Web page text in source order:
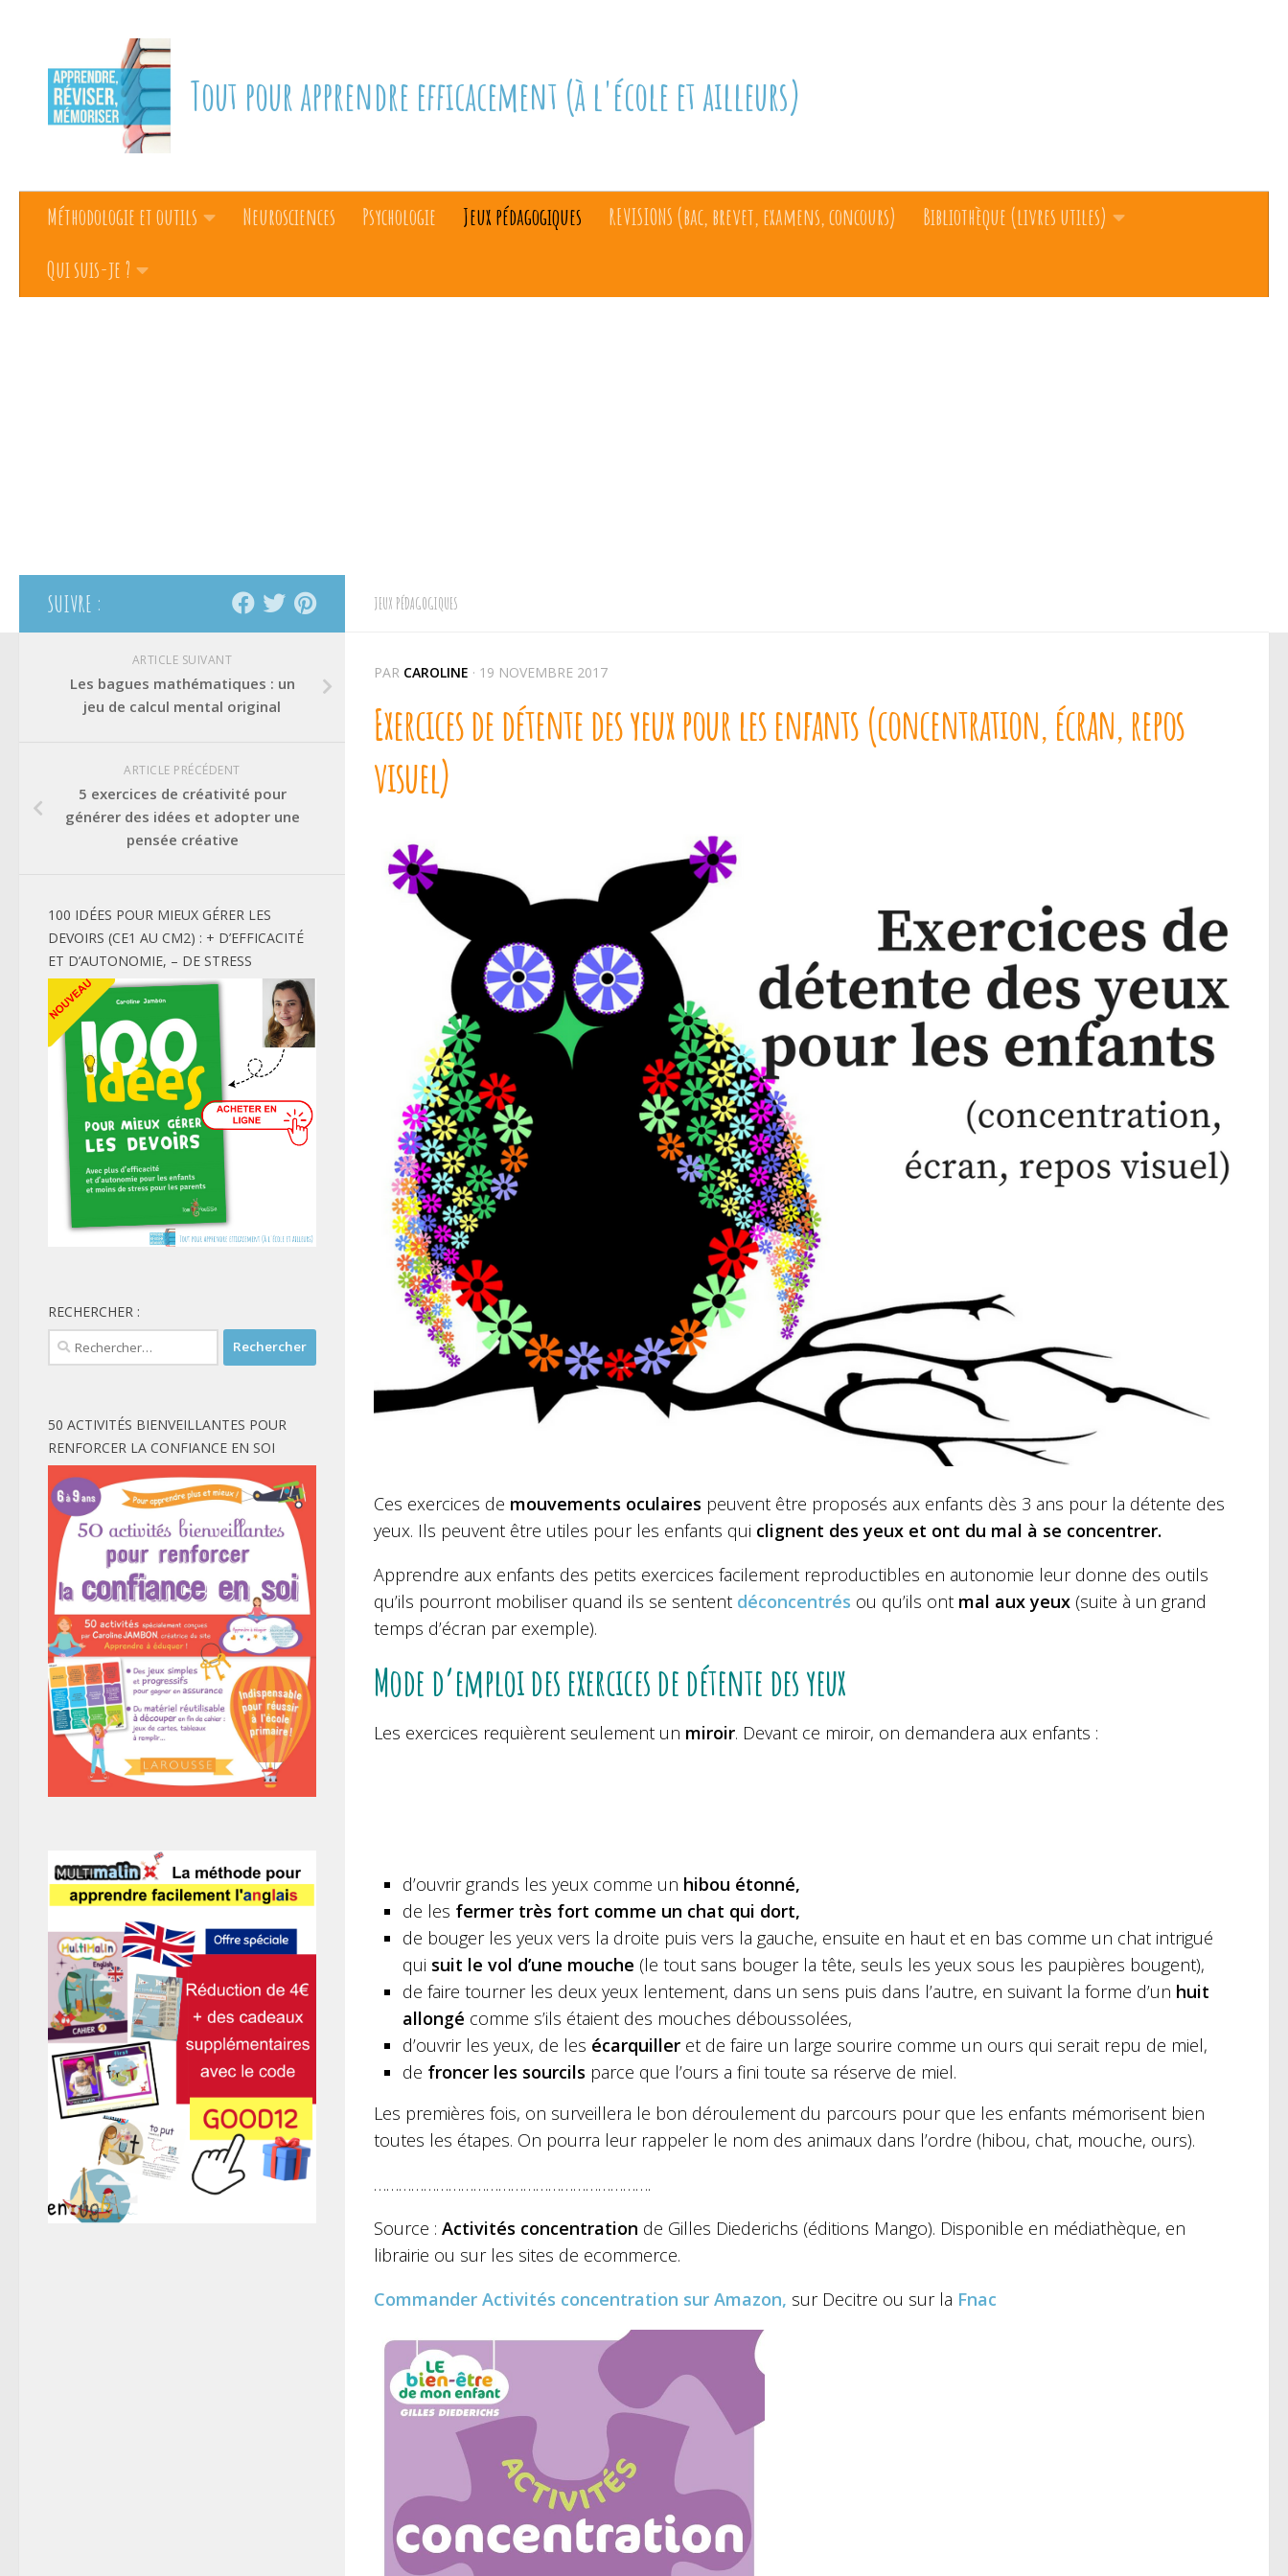
Tout pour apprendre efficacement (à l'école et ailleurs)
Méthodologie et outils Neurosciences Psychologie Jeux pédagogiques REVISIONS (bac, brevet, examens, concours)
Bibliothèque (livres utiles)
Qui suis-je ?
JEUX PÉDAGOGIQUES
PAR CAROLINE · 19 NOVEMBRE 2017
Exercices de détente des yeux pour les enfants (concentration, écran, repos
visuel)
Ces exercices de mouvements oculaires peuvent être proposés aux enfants dès 3 ans pour la détente des
yeux. Ils peuvent être utiles pour les enfants qui clignent des yeux et ont du mal à se concentrer.
Apprendre aux enfants des petits exercices facilement reproductibles en autonomie leur donne des outils
qu’ils pourront mobiliser quand ils se sentent déconcentrés ou qu’ils ont mal aux yeux (suite à un grand
temps d’écran par exemple).
Mode d’emploi des exercices de détente des yeux
Les exercices requièrent seulement un miroir. Devant ce miroir, on demandera aux enfants :
d’ouvrir grands les yeux comme un hibou étonné,
de les fermer très fort comme un chat qui dort,
de bouger les yeux vers la droite puis vers la gauche, ensuite en haut et en bas comme un chat intrigué
qui suit le vol d’une mouche (le tout sans bouger la tête, seuls les yeux sous les paupières bougent),
de faire tourner les deux yeux lentement, dans un sens puis dans l’autre, en suivant la forme d’un huit
allongé comme s’ils étaient des mouches déboussolées,
d’ouvrir les yeux, de les écarquiller et de faire un large sourire comme un ours qui serait repu de miel,
de froncer les sourcils parce que l’ours a fini toute sa réserve de miel.
Les premières fois, on surveillera le bon déroulement du parcours pour que les enfants mémorisent bien
toutes les étapes. On pourra leur rappeler le nom des animaux dans l’ordre (hibou, chat, mouche, ours).
………………………………………………………….
Source : Activités concentration de Gilles Diederichs (éditions Mango). Disponible en médiathèque, en
librairie ou sur les sites de ecommerce.
Commander Activités concentration sur Amazon, sur Decitre ou sur la Fnac
SUIVRE :
ARTICLE SUIVANT
Les bagues mathématiques : un
jeu de calcul mental original
ARTICLE PRÉCÉDENT
5 exercices de créativité pour
générer des idées et adopter une
pensée créative
100 IDÉES POUR MIEUX GÉRER LES
DEVOIRS (CE1 AU CM2) : + D’EFFICACITÉ
ET D’AUTONOMIE, – DE STRESS
RECHERCHER :
Rechercher :
50 ACTIVITÉS BIENVEILLANTES POUR
RENFORCER LA CONFIANCE EN SOI